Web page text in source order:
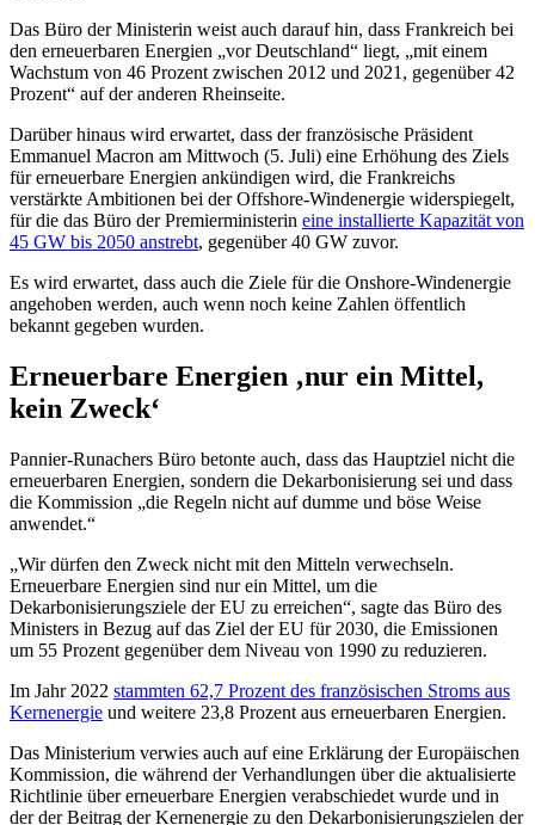
Das Büro der Ministerin weist auch darauf hin, dass Frankreich bei
den erneuerbaren Energien „vor Deutschland“ liegt, „mit einem
Wachstum von 46 Prozent zwischen 2012 und 2021, gegenüber 42
Prozent“ auf der anderen Rheinseite.
Darüber hinaus wird erwartet, dass der französische Präsident
Emmanuel Macron am Mittwoch (5. Juli) eine Erhöhung des Ziels
für erneuerbare Energien ankündigen wird, die Frankreichs
verstärkte Ambitionen bei der Offshore-Windenergie widerspiegelt,
für die das Büro der Premierministerin eine installierte Kapazität von
45 GW bis 2050 anstrebt, gegenüber 40 GW zuvor.
Es wird erwartet, dass auch die Ziele für die Onshore-Windenergie
angehoben werden, auch wenn noch keine Zahlen öffentlich
bekannt gegeben wurden.
Erneuerbare Energien ‚nur ein Mittel,
kein Zweck‘
Pannier-Runachers Büro betonte auch, dass das Hauptziel nicht die
erneuerbaren Energien, sondern die Dekarbonisierung sei und dass
die Kommission „die Regeln nicht auf dumme und böse Weise
anwendet.“
„Wir dürfen den Zweck nicht mit den Mitteln verwechseln.
Erneuerbare Energien sind nur ein Mittel, um die
Dekarbonisierungsziele der EU zu erreichen“, sagte das Büro des
Ministers in Bezug auf das Ziel der EU für 2030, die Emissionen
um 55 Prozent gegenüber dem Niveau von 1990 zu reduzieren.
Im Jahr 2022 stammten 62,7 Prozent des französischen Stroms aus
Kernenergie und weitere 23,8 Prozent aus erneuerbaren Energien.
Das Ministerium verwies auch auf eine Erklärung der Europäischen
Kommission, die während der Verhandlungen über die aktualisierte
Richtlinie über erneuerbare Energien verabschiedet wurde und in
der der Beitrag der Kernenergie zu den Dekarbonisierungszielen der